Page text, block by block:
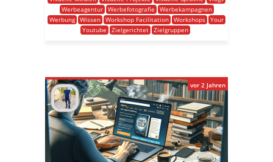
Werbeagentur
Werbefotografie
Werbekampagnen
Werbung Wissen Workshop Facilitation Workshops Your
Youtube
Zielgerichtet Zielgruppen
vor 2 Jahren